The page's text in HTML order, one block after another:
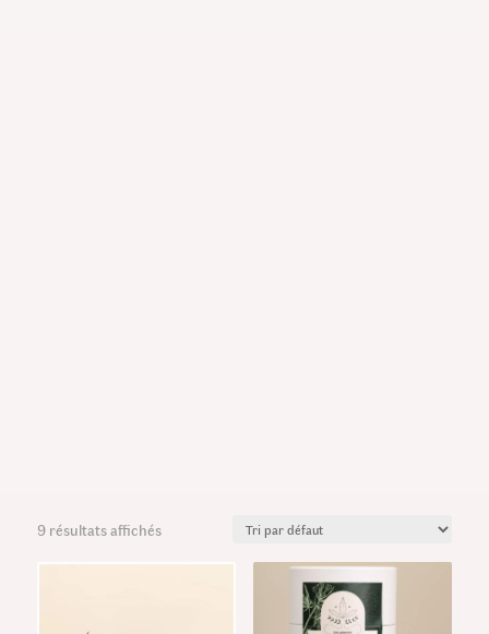
9 résultats affichés